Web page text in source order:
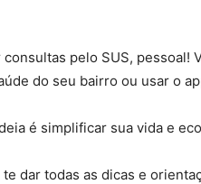
pelo SUS, pessoal!
do seu bairro ou usar o
é simplificar sua vida e
dar todas as dicas e